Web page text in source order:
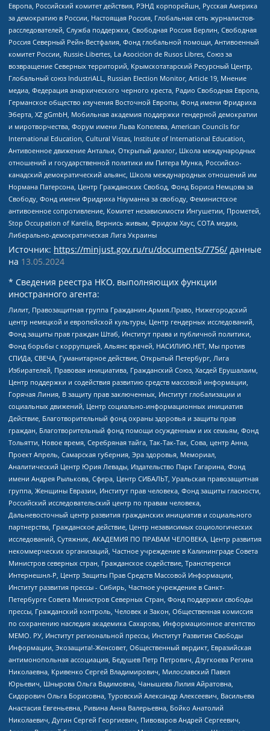
Европа, Российский комитет действия, РЭНД корпорейшн, Русская Америка
за демократию в России, Настоящая Россия, Глобальная сеть журналистов-
расследователей, Служба поддержки, Свободная Россия Берлин, Свободная
Россия Северный Рейн-Вестфалия, Фонд глобальной помощи, Антивоенный
комитет России, Russie-Libertes, La Asocicion de Rusos Libres, Союз за
возвращение Северных территорий, Крымскотатарский Ресурсный Центр,
Глобальный союз IndustriALL, Russian Election Monitor, Article 19, Мнение
медиа, Федерация анархического черного креста, Радио Свободная Европа,
Германское общество изучения Восточной Европы, Фонд имени Фридриха
Эберта, XZ gGmbH, Мобильная академия поддержки гендерной демократии
и миротворчества, Форум имени Льва Копелева, American Councils for
International Education, Cultural Vistas, Institute of International Education,
Антивоенное движение Антальи, Открытый диалог, Школа международных
отношений и государственной политики им Питера Мунка, Российско-
канадский демократический альянс, Школа международных отношений им
Нормана Патерсона, Центр Гражданских Свобод, Фонд Бориса Немцова за
Свободу, Фонд имени Фридриха Науманна за свободу, Феминистское
антивоенное сопротивление, Комитет независимости Ингушетии, Прометей,
Stop Occupation of Karelia, Вернись живым, Фридом Хаус, СОТА медиа,
Либерально-демократическая Лига Украины
Источник: https://minjust.gov.ru/ru/documents/7756/ данные
на 13.05.2024
* Сведения реестра НКО, выполняющих функции
иностранного агента:
Лилит, Правозащитная группа Гражданин.Армия.Право, Нижегородский
центр немецкой и европейской культуры, Центр гендерных исследований,
Фонд защиты прав граждан Штаб, Институт права и публичной политики,
Фонд борьбы с коррупцией, Альянс врачей, НАСИЛИЮ.НЕТ, Мы против
СПИДа, СВЕЧА, Гуманитарное действие, Открытый Петербург, Лига
Избирателей, Правовая инициатива, Гражданский Союз, Хасдей Ерушалаим,
Центр поддержки и содействия развитию средств массовой информации,
Горячая Линия, В защиту прав заключенных, Институт глобализации и
социальных движений, Центр социально-информационных инициатив
Действие, Благотворительный фонд охраны здоровья и защиты прав
граждан, Благотворительный фонд помощи осужденным и их семьям, Фонд
Тольятти, Новое время, Серебряная тайга, Так-Так-Так, Сова, центр Анна,
Проект Апрель, Самарская губерния, Эра здоровья, Мемориал,
Аналитический Центр Юрия Левады, Издательство Парк Гагарина, Фонд
имени Андрея Рылькова, Сфера, Центр СИБАЛЬТ, Уральская правозащитная
группа, Женщины Евразии, Институт прав человека, Фонд защиты гласности,
Российский исследовательский центр по правам человека,
Дальневосточный центр развития гражданских инициатив и социального
партнерства, Гражданское действие, Центр независимых социологических
исследований, Сутяжник, АКАДЕМИЯ ПО ПРАВАМ ЧЕЛОВЕКА, Центр развития
некоммерческих организаций, Частное учреждение в Калининграде Совета
Министров северных стран, Гражданское содействие, Трансперенси
Интернешнл-Р, Центр Защиты Прав Средств Массовой Информации,
Институт развития прессы - Сибирь, Частное учреждение в Санкт-
Петербурге Совета Министров Северных Стран, Фонд поддержки свободы
прессы, Гражданский контроль, Человек и Закон, Общественная комиссия
по сохранению наследия академика Сахарова, Информационное агентство
МЕМО. РУ, Институт региональной прессы, Институт Развития Свободы
Информации, Экозащита!-Женсовет, Общественный вердикт, Евразийская
антимонопольная ассоциация, Бедушев Петр Петрович, Дзугкоева Регина
Николаевна, Кривенко Сергей Владимирович, Милославский Павел
Юрьевич, Шнырова Ольга Вадимовна, Чанышева Лилия Айратовна,
Сидорович Ольга Борисовна, Туровский Александр Алексеевич, Васильева
Анастасия Евгеньевна, Ривина Анна Валерьевна, Бойко Анатолий
Николаевич, Дугин Сергей Георгиевич, Пивоваров Андрей Сергеевич,